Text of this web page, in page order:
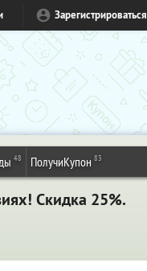
Зарегистрироваться
48 ПолучиКупон 83
Скидка 25%.